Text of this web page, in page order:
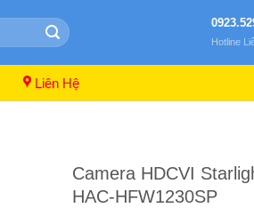
Hotline
Liên Hệ
Camera HDCVI
HAC-HFW1230SP